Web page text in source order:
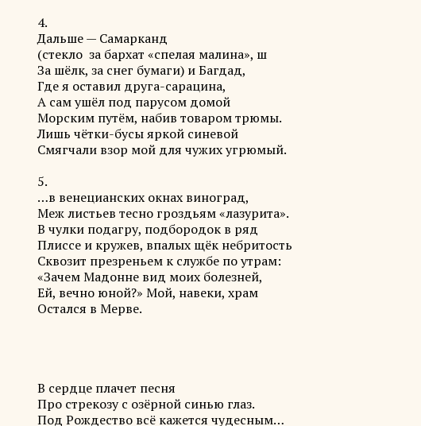
4.
Дальше — Самарканд
(стекло за бархат «спелая малина», ш
За шёлк, за снег бумаги) и Багдад,
Где я оставил друга-сарацина,
А сам ушёл под парусом домой
Морским путём, набив товаром трюмы.
Лишь чётки-бусы яркой синевой
Смягчали взор мой для чужих угрюмый.
5.
…в венецианских окнах виноград,
Меж листьев тесно гроздьям «лазурита».
В чулки подагру, подбородок в ряд
Плиссе и кружев, впалых щёк небритость
Сквозит презреньем к службе по утрам:
«Зачем Мадонне вид моих болезней,
Ей, вечно юной?» Мой, навеки, храм
Остался в Мерве.
В сердце плачет песня
Про стрекозу с озёрной синью глаз.
Под Рождество всё кажется чудесным…